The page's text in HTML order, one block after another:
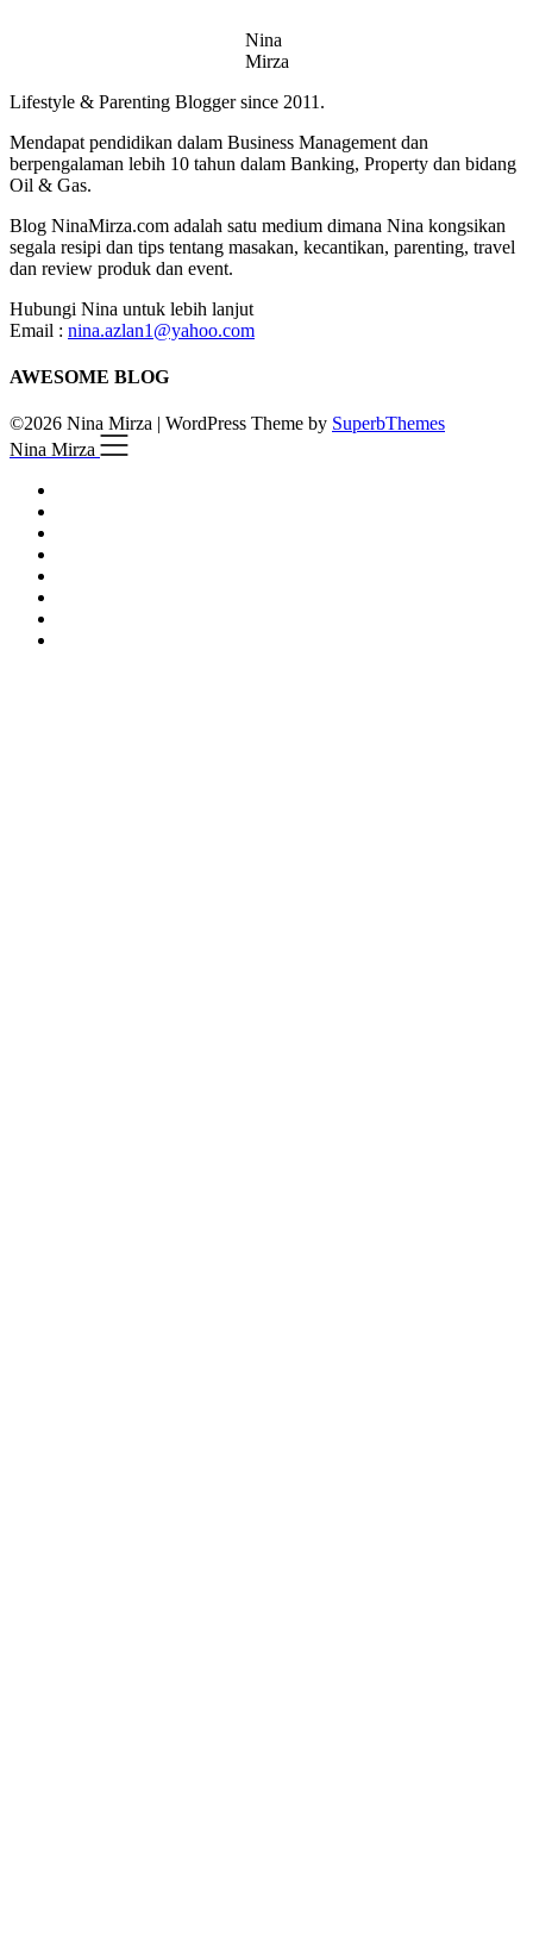
Nina
Mirza
Lifestyle & Parenting Blogger since 2011.
Mendapat pendidikan dalam Business Management dan
berpengalaman lebih 10 tahun dalam Banking, Property dan bidang
Oil & Gas.
Blog NinaMirza.com adalah satu medium dimana Nina kongsikan
segala resipi dan tips tentang masakan, kecantikan, parenting, travel
dan review produk dan event.
Hubungi Nina untuk lebih lanjut
Email : nina.azlan1@yahoo.com
AWESOME BLOG
©2026 Nina Mirza | WordPress Theme by SuperbThemes
Nina Mirza